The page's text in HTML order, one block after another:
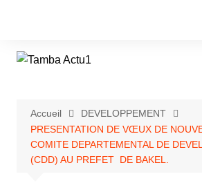
Accueil
DEVELOPPEMENT
PRESENTATION DE VŒUX DE
COMITE DEPARTEMENTAL DE
(CDD) AU PREFET DE BAKEL.